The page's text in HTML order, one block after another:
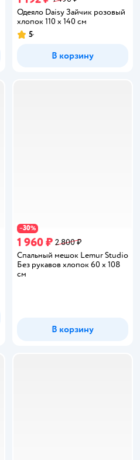
Одеяло Daisy Зайчик розовый
хлопок 110 x 140 см
Рейтинг:
5
В корзину
−30%
1 960 ₽ 2 800 ₽
Спальный мешок Lemur Studio
Без рукавов хлопок 60 x 108
см
В корзину